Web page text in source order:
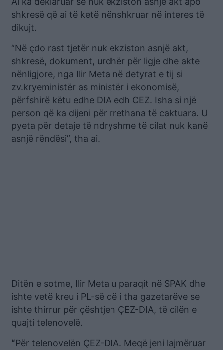
shkresë që ai të ketë nënshkruar në interes të
dikujt.
“Në çdo rast tjetër nuk ekziston asnjë akt,
shkresë, dokument, urdhër për ligje dhe akte
nënligjore, nga Ilir Meta në detyrat e tij si
zv.kryeministër as ministër i ekonomisë,
përfshirë këtu edhe DIA edh CEZ. Isha si një
person që ka dijeni për rrethana të caktuara. U
pyeta për detaje të ndryshme të cilat nuk kanë
asnjë rëndësi”, tha ai.
Ditën e sotme, Ilir Meta u paraqit në SPAK dhe
ishte vetë kreu i PL-së që i tha gazetarëve se
ishte thirrur për çështjen ÇEZ-DIA, të cilën e
quajti telenovelë.
“Për telenovelën ÇEZ-DIA. Meqë jeni lajmëruar